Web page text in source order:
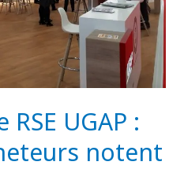
UGAP :
notent